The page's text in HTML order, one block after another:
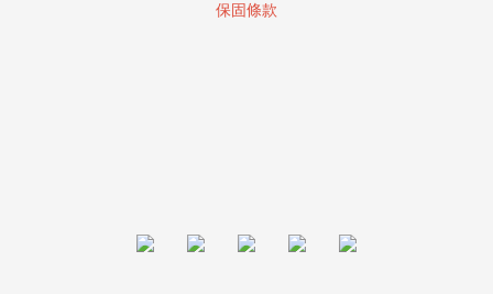
保固條款